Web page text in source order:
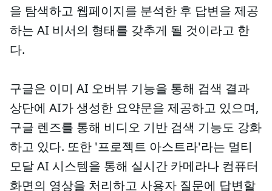
을 탐색하고 웹페이지를 분석한 후 답변을 제공
하는 AI 비서의 형태를 갖추게 될 것이라고 한
다.
구글은 이미 AI 오버뷰 기능을 통해 검색 결과
상단에 AI가 생성한 요약문을 제공하고 있으며,
구글 렌즈를 통해 비디오 기반 검색 기능도 강화
하고 있다. 또한 '프로젝트 아스트라'라는 멀티
모달 AI 시스템을 통해 실시간 카메라나 컴퓨터
화면의 영상을 처리하고 사용자 질문에 답변할